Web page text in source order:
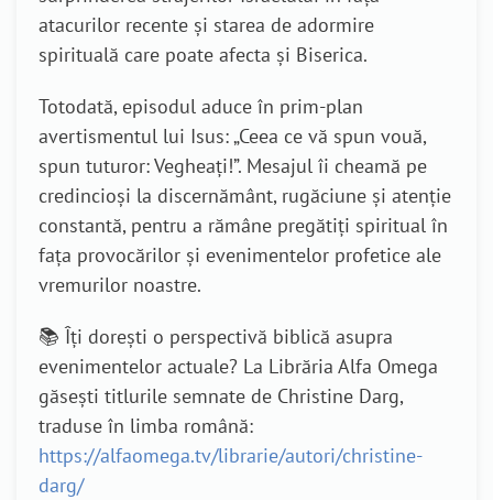
atacurilor recente și starea de adormire
spirituală care poate afecta și Biserica.
Totodată, episodul aduce în prim-plan
avertismentul lui Isus: „Ceea ce vă spun vouă,
spun tuturor: Vegheați!”. Mesajul îi cheamă pe
credincioși la discernământ, rugăciune și atenție
constantă, pentru a rămâne pregătiți spiritual în
fața provocărilor și evenimentelor profetice ale
vremurilor noastre.
📚 Îți dorești o perspectivă biblică asupra
evenimentelor actuale? La Librăria Alfa Omega
găsești titlurile semnate de Christine Darg,
traduse în limba română:
https://alfaomega.tv/librarie/autori/christine-
darg/